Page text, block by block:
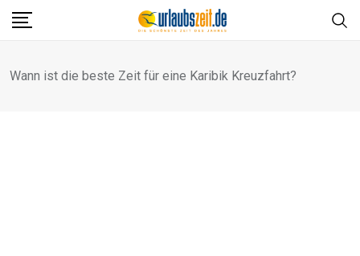
Skip
Wann ist die beste Zeit für eine Karibik Kreuzfahrt?